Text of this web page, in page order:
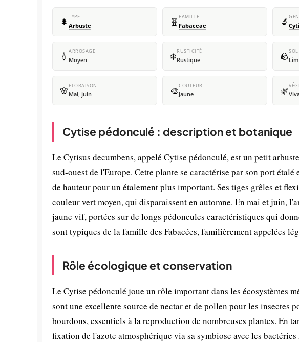
🌲 TYPE
Arbuste 🧬 FAMILLE
Fabaceae 🔬
💧 ARROSAGE
Moyen ❄️RUSTICITÉ
Rustique 🪨SOL
🌸 FLORAISON
Mai, juin 🎨COULEUR
Jaune 🌿
Cytise pédonculé : description et botanique
Le Cytisus decumbens, appelé Cytise pédonculé, est un petit
sud-ouest de l'Europe. Cette plante se caractérise par son port
de hauteur pour un étalement plus important. Ses tiges grêles et
couleur vert moyen, qui disparaissent en automne. En mai et juin,
jaune vif, portées sur de longs pédoncules caractéristiques qui
sont typiques de la famille des Fabacées, familièrement appelées
Rôle écologique et conservation
Le Cytise pédonculé joue un rôle important dans les écosystèmes
sont une excellente source de nectar et de pollen pour les insectes
bourdons, essentiels à la reproduction de nombreuses plantes. En
fixation de l'azote atmosphérique via sa symbiose avec les